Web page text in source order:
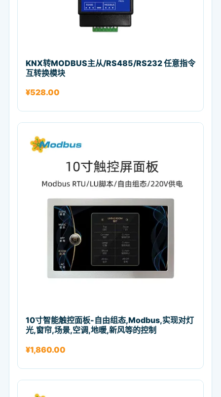
KNX转MODBUS主从/RS485/RS232 任意指令
互转换模块
¥528.00
10寸智能触控面板-自由组态,Modbus,实现对灯
光,窗帘,场景,空调,地暖,新风等的控制
¥1,860.00